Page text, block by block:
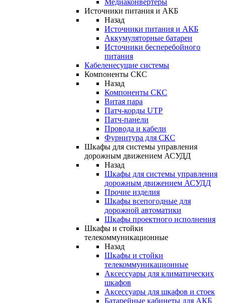
Медиаконвертеры
Источники питания и АКБ
Назад
Источники питания и АКБ
Аккумуляторные батареи
Источники бесперебойного
питания
Кабеленесущие системы
Компоненты СКС
Назад
Компоненты СКС
Витая пара
Патч-корды UTP
Патч-панели
Провода и кабели
Фурнитура для СКС
Шкафы для системы управления
дорожным движением АСУДД
Назад
Шкафы для системы управления
дорожным движением АСУДД
Прочие изделия
Шкафы всепогодные для
дорожной автоматики
Шкафы проектного исполнения
Шкафы и стойки
телекоммуникационные
Назад
Шкафы и стойки
телекоммуникационные
Аксессуары для климатических
шкафов
Аксессуары для шкафов и стоек
Батарейные кабинеты для АКБ